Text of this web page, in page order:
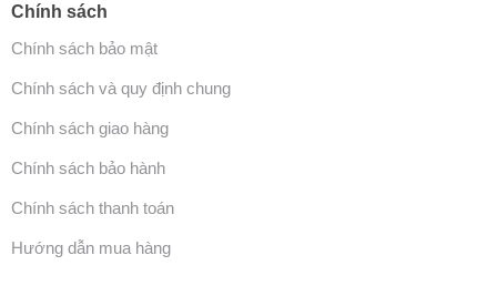
Chính sách
Chính sách bảo mật
Chính sách và quy định chung
Chính sách giao hàng
Chính sách bảo hành
Chính sách thanh toán
Hướng dẫn mua hàng